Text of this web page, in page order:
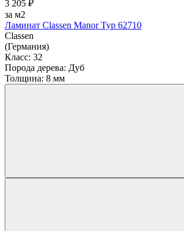
3 205 ₽
за м2
Ламинат Classen Manor Тур 62710
Classen
(Германия)
Класс: 32
Порода дерева: Дуб
Толщина: 8 мм